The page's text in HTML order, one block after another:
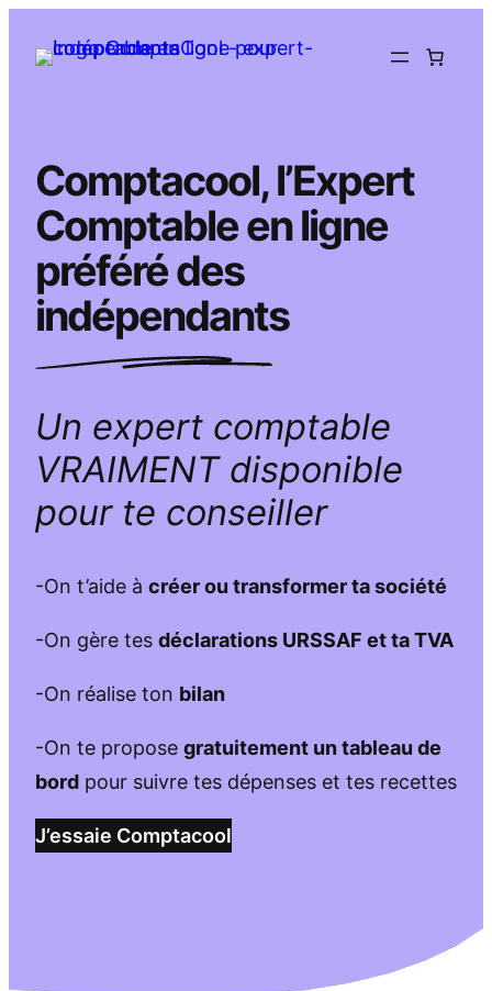
Comptacool, l’Expert
Comptable en ligne
préféré des
indépendants
Un expert comptable
VRAIMENT disponible
pour te conseiller
-On t’aide à créer ou transformer ta société
-On gère tes déclarations URSSAF et ta TVA
-On réalise ton bilan
-On te propose gratuitement un tableau de
bord pour suivre tes dépenses et tes recettes
J’essaie Comptacool